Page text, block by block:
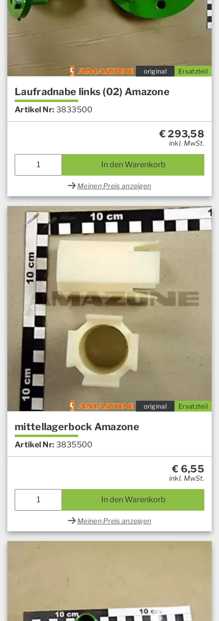
Ersatzteil
original
Laufradnabe links (02) Amazone
Artikel Nr: 3833500
€293,58
inkl. MwSt.
In den Warenkorb
Meinen Preis anzeigen
Ersatzteil
original
mittellagerbock Amazone
Artikel Nr: 3835500
€ 6,55
inkl. MwSt.
In den Warenkorb
Meinen Preis anzeigen